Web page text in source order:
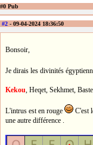
#0 Pub
#2 - 09-04-2024 18:36:50
Bonsoir,
Je dirais les divinités
Kekou , Heqet, Sekhmet,
L'intrus est en rouge
C'est
une autre différence .